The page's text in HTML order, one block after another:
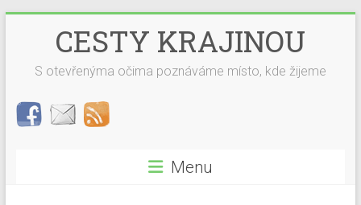
CESTY KRAJINOU
S otevřenýma očima poznáváme místo, kde žijeme
Menu